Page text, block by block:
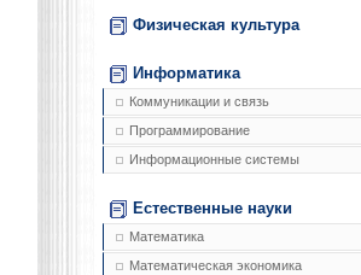
Физическая культура
Информатика
Коммуникации и связь
Программирование
Информационные системы
Естественные науки
Математика
Математическая экономика